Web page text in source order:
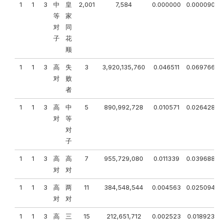
1 1 3
中
等
对
子
皇
家
同
花
顺
2,001 7,584 0.000000 0.000090
1 1 3
高
对
失
败
者
3 3,920,135,760 0.046511 0.069766
1 1 3
高
对
中
等
对
子
5 890,992,728 0.010571 0.026428
1 1 3
高
对
高
对
7 955,729,080 0.011339 0.039688
1 1 3
高
对
两
对
11 384,548,544 0.004563 0.025094
1 1 3
高
三
15 212,651,712 0.002523 0.018923